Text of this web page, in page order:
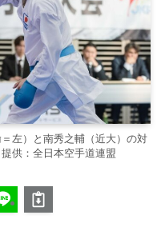
左）と南秀之輔（近大）の対
供：全日本空手道連盟